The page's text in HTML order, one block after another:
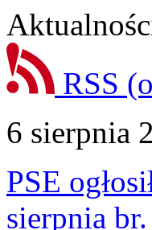
RSS
6 sierpnia
PSE
sierpnia br.